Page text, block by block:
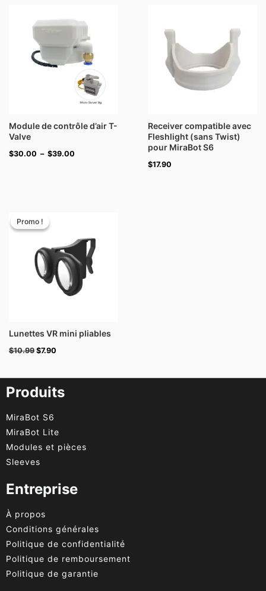
Module de contrôle d’air T-
Valve
$30.00 – $39.00
prix :
$30.00
$39.00
Receiver compatible avec
Fleshlight (sans Twist)
pour MiraBot S6
$17.90
Promo !
Promo !
Lunettes VR mini pliables
$10.99
initial
$10.99.
$7.90
$7.90.
Produits
MiraBot S6
MiraBot Lite
Modules et pièces
Sleeves
Entreprise
À propos
Conditions générales
Politique de confidentialité
Politique de remboursement
Politique de garantie